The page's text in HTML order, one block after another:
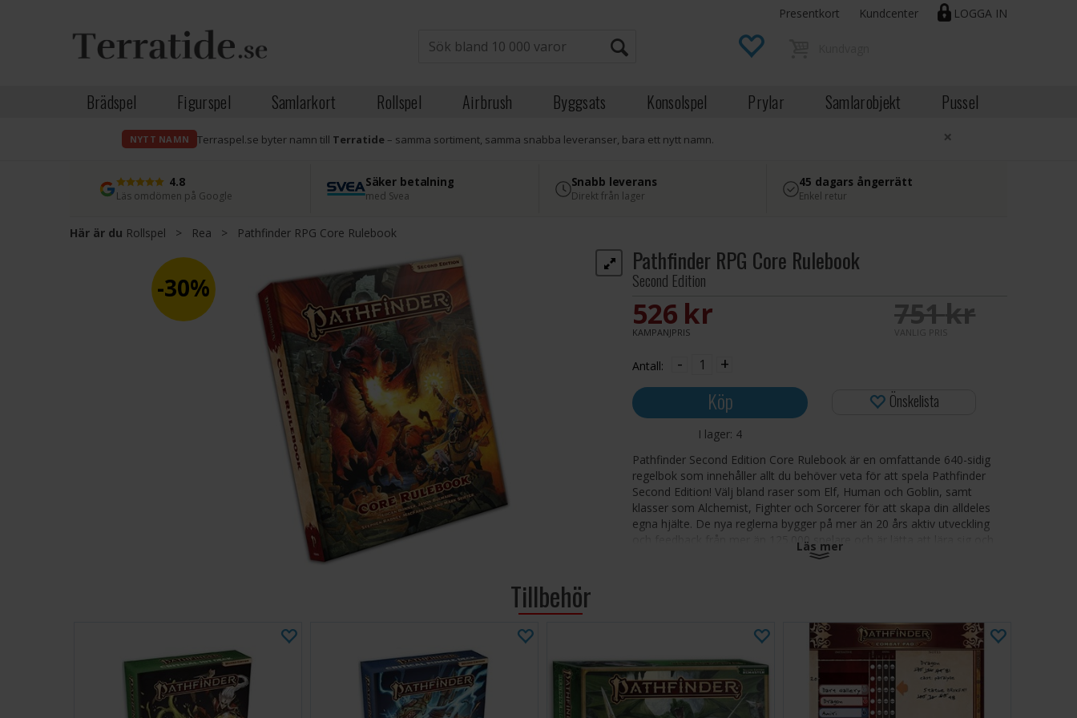
LOGGA IN
Presentkort Kundcenter
Brädspel Figurspel Samlarkort Rollspel Airbrush Byggsats Konsolspel Prylar Samlarobjekt Pussel
NYTT NAMN Terraspel.se byter namn till Terratide– samma sortiment, samma snabba leveranser, bara ett nytt namn. ×
4.8
Läs omdömen på Google
Säker betalning
med Svea
Snabb leverans
Direkt från lager
45 dagars ångerrätt
Enkel retur
Här är du Rollspel > Rea > Pathfinder RPG Core Rulebook
30%
Pathfinder RPG Core Rulebook
Second Edition
526 SEK
KAMPANJPRIS
751 SEK
VANLIG PRIS
Antall: - +
Köp
I lager: 4
Önskelista
Pathfinder Second Edition Core Rulebook är en omfattande 640-sidig
regelbok som innehåller allt du behöver veta för att spela Pathfinder
Second Edition! Välj bland raser som Elf, Human och Goblin, samt
klasser som Alchemist, Fighter och Sorcerer för att skapa din alldeles
egna hjälte. De nya reglerna bygger på mer än 20 års aktiv utveckling
och feedback från mer än 125.000 spelare och är lätta att lära sig och
spännande att bemästra! En ovärderlig bok som innehåller alla regler för
_x000D
Mer än 600 sidor med regler, tips, karaktärsval, skatter och
mycket mer för både spelare och spelledare!
Läs mer
Tillbehör